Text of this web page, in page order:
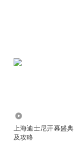
上海迪士尼开幕盛典
及攻略